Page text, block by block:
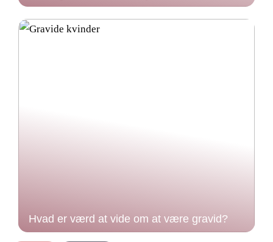
Hvad er værd at vide om at være gravid?